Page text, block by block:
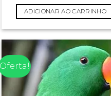
ADICIONAR AO CARRINHO
Oferta!